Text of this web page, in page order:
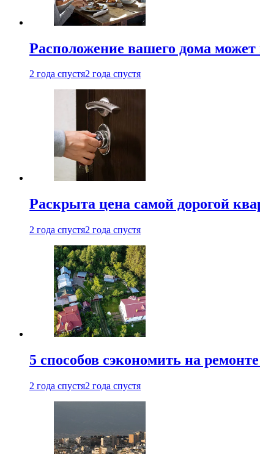
Расположение вашего дома может
2 года спустя2 года спустя
Раскрыта цена самой дорогой
2 года спустя2 года спустя
5 способов сэкономить на
2 года спустя2 года спустя